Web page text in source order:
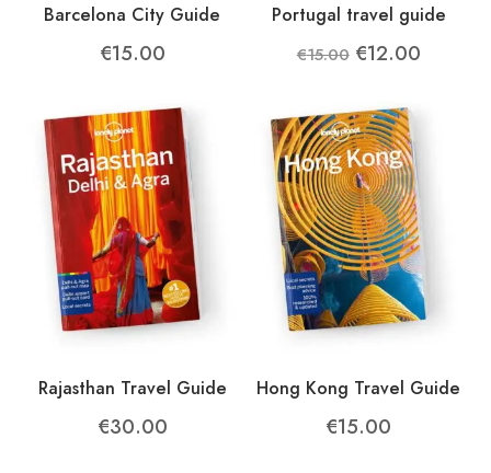
Barcelona City Guide
€15.00
Portugal travel guide
€15.00 Original
was:
€15.00.
€12.00Current
Rajasthan Travel Guide
€30.00
Hong Kong Travel Guide
€15.00